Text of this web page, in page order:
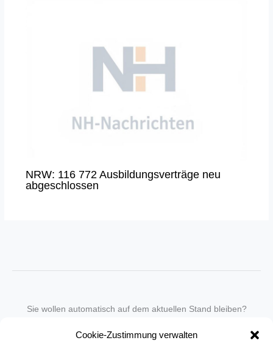
Cookie-Zustimmung verwalten
NRW: 116 772 Ausbildungsverträge neu
abgeschlossen
Sie wollen automatisch auf dem aktuellen Stand bleiben?
in unseren Newsletter-Service auf.